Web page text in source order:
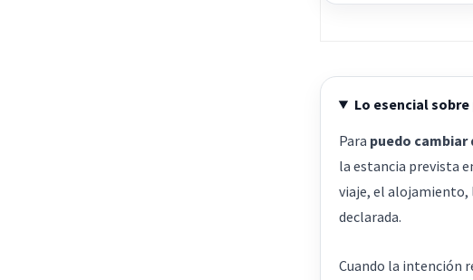
Lo esencial
Para puedo cambiar
la estancia prevista
viaje, el alojamiento,
declarada.
Cuando la intención